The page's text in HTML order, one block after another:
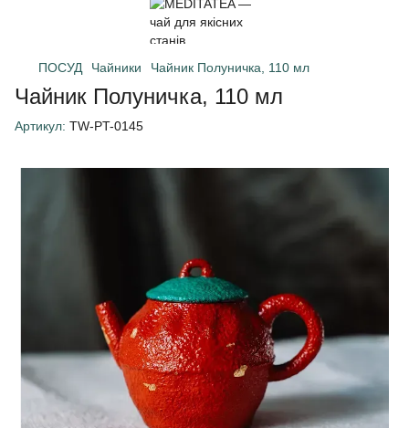
ПОСУД Чайники Чайник Полуничка, 110 мл
Чайник Полуничка, 110 мл
Артикул: TW-PT-0145